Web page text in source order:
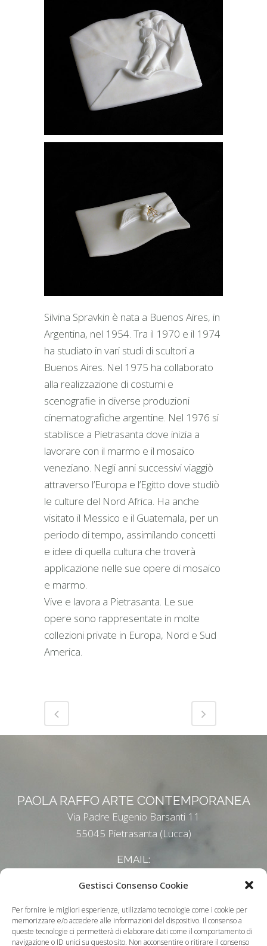
Gestisci Consenso Cookie
Per fornire le migliori esperienze, utilizziamo tecnologie come i cookie per
memorizzare e/o accedere alle informazioni del dispositivo. Il consenso a
queste tecnologie ci permetterà di elaborare dati come il comportamento di
navigazione o ID unici su questo sito. Non acconsentire o ritirare il consenso
Silvina Spravkin è nata a Buenos Aires, in
Argentina, nel 1954. Tra il 1970 e il 1974
ha studiato in vari studi di scultori a
Buenos Aires. Nel 1975 ha collaborato
alla realizzazione di costumi e
scenografie in diverse produzioni
cinematografiche argentine. Nel 1976 si
stabilisce a Pietrasanta dove inizia a
lavorare con il marmo e il mosaico
veneziano. Negli anni successivi viaggiò
attraverso l’Europa e l’Egitto dove studiò
le culture del Nord Africa. Ha anche
visitato il Messico e il Guatemala, per un
periodo di tempo, assimilando concetti
e idee di quella cultura che troverà
applicazione nelle sue opere di mosaico
e marmo.
Vive e lavora a Pietrasanta. Le sue
opere sono rappresentate in molte
collezioni private in Europa, Nord e Sud
America.
PAOLA RAFFO ARTE CONTEMPORANEA
Via Padre Eugenio Barsanti 11
55045 Pietrasanta (Lucca)
EMAIL: